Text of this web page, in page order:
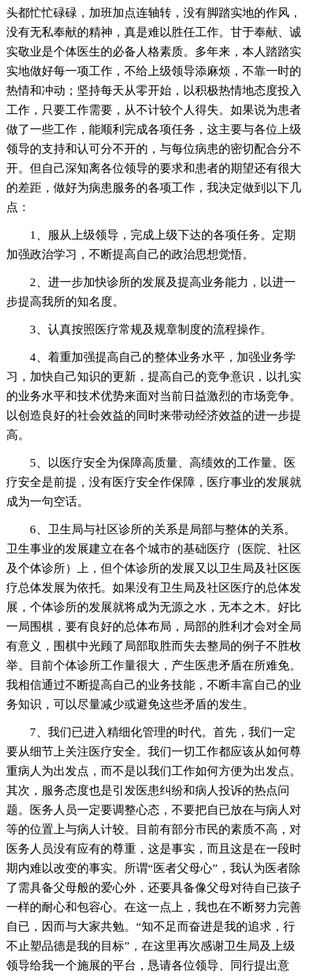
头都忙忙碌碌，加班加点连轴转，没有脚踏实地的作风，
没有无私奉献的精神，真是难以胜任工作。甘于奉献、诚
实敬业是个体医生的必备人格素质。多年来，本人踏踏实
实地做好每一项工作，不给上级领导添麻烦，不靠一时的
热情和冲动；坚持每天从零开始，以积极热情地态度投入
工作，只要工作需要，从不计较个人得失。如果说为患者
做了一些工作，能顺利完成各项任务，这主要与各位上级
领导的支持和认可分不开的，与每位病患的密切配合分不
开。但自己深知离各位领导的要求和患者的期望还有很大
的差距，做好为病患服务的各项工作，我决定做到以下几
点：
1、服从上级领导，完成上级下达的各项任务。定期
加强政治学习，不断提高自己的政治思想觉悟。
2、进一步加快诊所的发展及提高业务能力，以进一
步提高我所的知名度。
3、认真按照医疗常规及规章制度的流程操作。
4、着重加强提高自己的整体业务水平，加强业务学
习，加快自己知识的更新，提高自己的竞争意识，以扎实
的业务水平和技术优势来面对当前日益激烈的市场竞争。
以创造良好的社会效益的同时来带动经济效益的进一步提
高。
5、以医疗安全为保障高质量、高绩效的工作量。医
疗安全是前提，没有医疗安全作保障，医疗事业的发展就
成为一句空话。
6、卫生局与社区诊所的关系是局部与整体的关系。
卫生事业的发展建立在各个城市的基础医疗（医院、社区
及个体诊所）上，但个体诊所的发展又以卫生局及社区医
疗总体发展为依托。如果没有卫生局及社区医疗的总体发
展，个体诊所的发展就将成为无源之水，无本之木。好比
一局围棋，要有良好的总体布局，局部的胜利才会对全局
有意义，围棋中光顾了局部取胜而失去整局的例子不胜枚
举。目前个体诊所工作量很大，产生医患矛盾在所难免。
我相信通过不断提高自己的业务技能，不断丰富自己的业
务知识，可以尽量减少或避免这些矛盾的发生。
7、我们已进入精细化管理的时代。首先，我们一定
要从细节上关注医疗安全。我们一切工作都应该从如何尊
重病人为出发点，而不是以我们工作如何方便为出发点。
其次，服务态度也是引发医患纠纷和病人投诉的热点问
题。医务人员一定要调整心态，不要把自已放在与病人对
等的位置上与病人计较。目前有部分市民的素质不高，对
医务人员没有应有的尊重，这是事实，而且这是在一段时
期内难以改变的事实。所谓“医者父母心”，我认为医者除
了需具备父母般的爱心外，还要具备像父母对待自已孩子
一样的耐心和包容心。在这一点上，我也在不断努力完善
自已，因而与大家共勉。“知不足而奋进是我的追求，行
不止塑品德是我的目标”，在这里再次感谢卫生局及上级
领导给我一个施展的平台，恳请各位领导、同行提出意